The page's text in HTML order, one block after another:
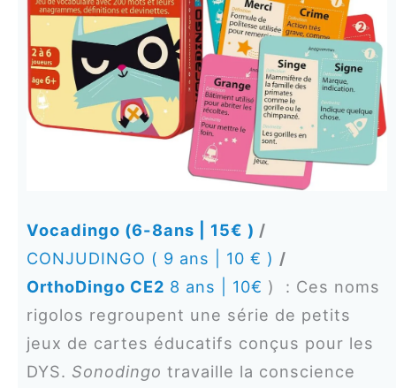
Vocadingo (6-8ans | 15€ ) /
CONJUDINGO ( 9 ans | 10 € ) /
OrthoDingo CE2 8 ans | 10€ ) : Ces noms
rigolos regroupent une série de petits
jeux de cartes éducatifs conçus pour les
DYS. Sonodingo travaille la conscience